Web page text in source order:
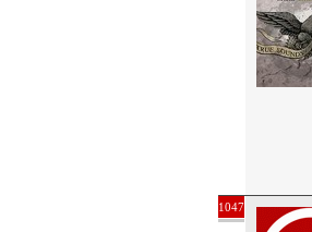
1047